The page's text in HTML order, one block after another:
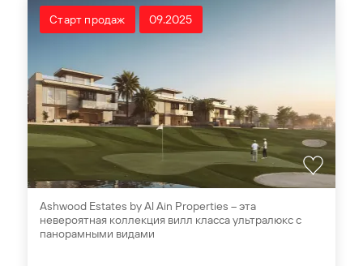
Старт продаж 09.2025
Ashwood Estates by Al Ain Properties – эта
невероятная коллекция вилл класса ультралюкс с
панорамными видами